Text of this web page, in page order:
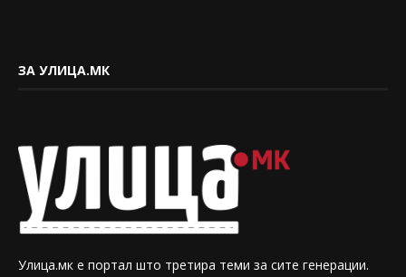
ЗА УЛИЦА.МК
Улица.мк е портал што третира теми за сите генерации.